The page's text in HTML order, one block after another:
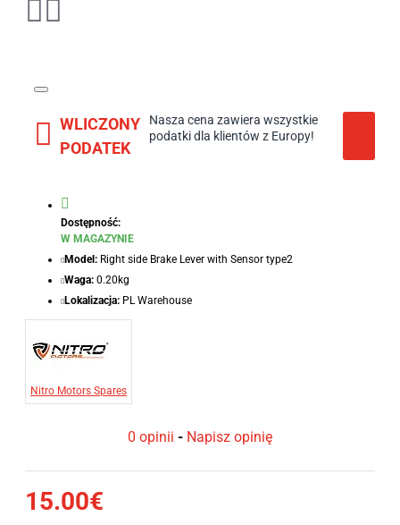
WLICZONY
PODATEK
Nasza cena zawiera wszystkie
podatki dla klientów z Europy!
Dostępność:
W MAGAZYNIE
Model: Right side Brake Lever with Sensor type2
Waga: 0.20kg
Lokalizacja: PL Warehouse
Nitro Motors Spares
0 opinii - Napisz opinię
15.00€